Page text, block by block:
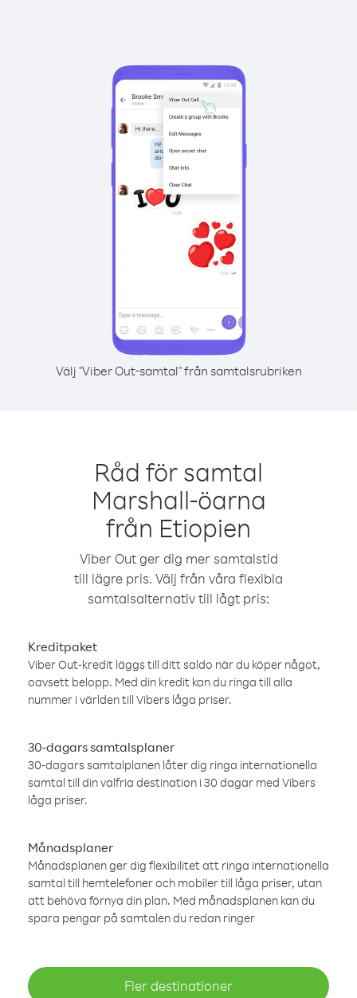
Välj "Viber Out-samtal" från samtalsrubriken
Råd för samtal
Marshall-öarna
från Etiopien
Viber Out ger dig mer samtalstid
till lägre pris. Välj från våra flexibla
samtalsalternativ till lågt pris:
Kreditpaket
Viber Out-kredit läggs till ditt saldo när du köper något,
oavsett belopp. Med din kredit kan du ringa till alla
nummer i världen till Vibers låga priser.
30-dagars samtalsplaner
30-dagars samtalplanen låter dig ringa internationella
samtal till din valfria destination i 30 dagar med Vibers
låga priser.
Månadsplaner
Månadsplanen ger dig flexibilitet att ringa internationella
samtal till hemtelefoner och mobiler till låga priser, utan
att behöva förnya din plan. Med månadsplanen kan du
spara pengar på samtalen du redan ringer
Fler destinationer